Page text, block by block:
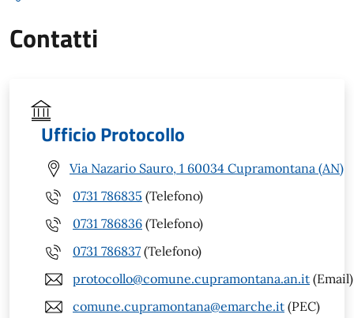
Contatti
Ufficio Protocollo
Via Nazario Sauro, 1 60034 Cupramontana (AN)
0731 786835 (Telefono)
0731 786836 (Telefono)
0731 786837 (Telefono)
protocollo@comune.cupramontana.an.it (Email)
comune.cupramontana@emarche.it (PEC)